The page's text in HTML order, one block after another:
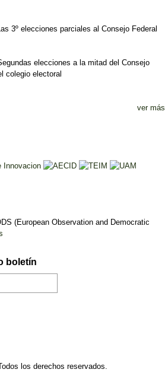
Las 3º elecciones parciales al Consejo Federal
elecciones a la mitad del Consejo
colegio electoral
ver más
(European Observation and Democratic
boletín
los derechos reservados.